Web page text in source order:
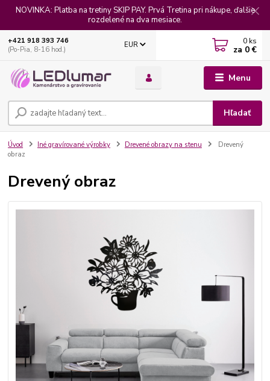
NOVINKA: Platba na tretiny SKIP PAY. Prvá Tretina pri nákupe, ďalšie
rozdelené na dva mesiace.
Menu
EUR
Hľadať
+421 918 393 746
(Po-Pia, 8-16 hod.)
0 ks
za 0 €
Úvod Iné gravírované výrobky Drevené obrazy na stenu
Drevený
obraz
Drevený obraz